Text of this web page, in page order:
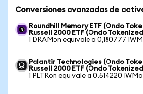
Conversiones avanzadas de
Roundhill Memory ETF (Ondo
Russell 2000 ETF (Ondo
1 DRAMon equivale a 0,180777
Palantir Technologies (Ondo
Russell 2000 ETF (Ondo
1 PLTRon equivale a 0,514220